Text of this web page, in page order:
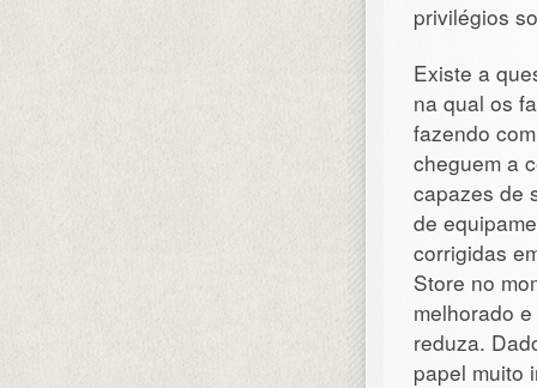
privilégios
Existe a
na qual os
fazendo
cheguem a
capazes de
de
corrigidas
Store no
melhorado
reduza.
papel muito